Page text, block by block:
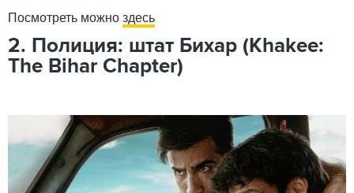
Посмотреть можно здесь
2. Полиция: штат Бихар (Khakee:
The Bihar Chapter)